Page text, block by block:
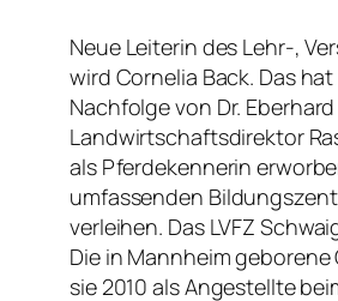
Neue Leiterin des Lehr-,
wird Cornelia Back. Das
Nachfolge von Dr.
Landwirtschaftsdirektor
als Pferdekennerin
umfassenden
verleihen. Das LVFZ
Die in Mannheim
sie 2010 als Angestellte